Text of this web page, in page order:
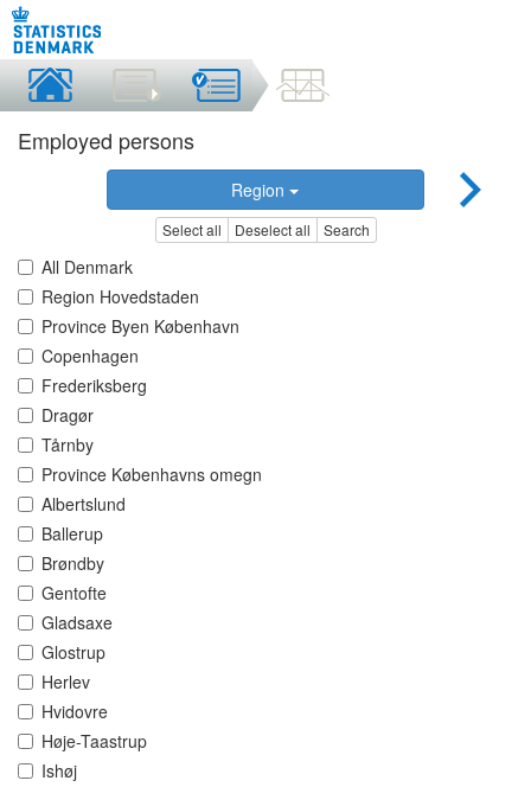
Employed persons
Region
Select all Deselect all Search
All Denmark
Region Hovedstaden
Province Byen København
Copenhagen
Frederiksberg
Dragør
Tårnby
Province Københavns omegn
Albertslund
Ballerup
Brøndby
Gentofte
Gladsaxe
Glostrup
Herlev
Hvidovre
Høje-Taastrup
Ishøj